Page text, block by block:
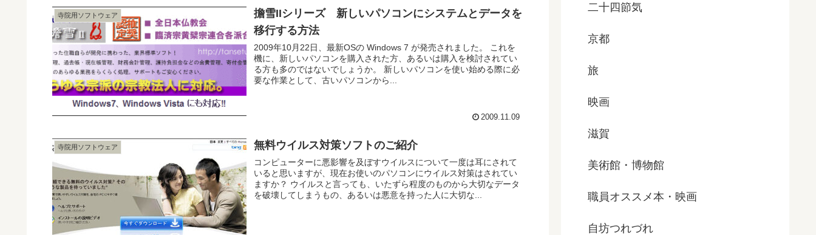
寺院用ソフトウェア
擔雪IIシリーズ 新しいパソコンにシステムとデータを
移行する方法
2009年10月22日、最新OSの Windows 7 が発売されました。 これを
機に、新しいパソコンを購入された方、あるいは購入を検討されてい
る方も多のではないでしょうか。 新しいパソコンを使い始める際に必
要な作業として、古いパソコンから...
2009.11.09
寺院用ソフトウェア 無料ウイルス対策ソフトのご紹介
コンピューターに悪影響を及ぼすウイルスについて一度は耳にされて
いると思いますが、現在お使いのパソコンにウイルス対策はされてい
ますか？ ウイルスと言っても、いたずら程度のものから大切なデータ
を破壊してしまうもの、あるいは悪意を持った人に大切な...
二十四節気
京都
旅
映画
滋賀
美術館・博物館
職員オススメ本・映画
自坊つれづれ